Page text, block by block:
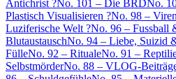
Antichrist ?No. 101 – Die BRDNo.
Plastisch Visualisieren ?No. 98 –
Luziferische Welt ?No. 96 – Fussball
BlutaustauschNo. 94 – Liebe, Suizid
FülleNo. 92 – RitualeNo. 91 –
SelbstmörderNo. 88 – VLOG-